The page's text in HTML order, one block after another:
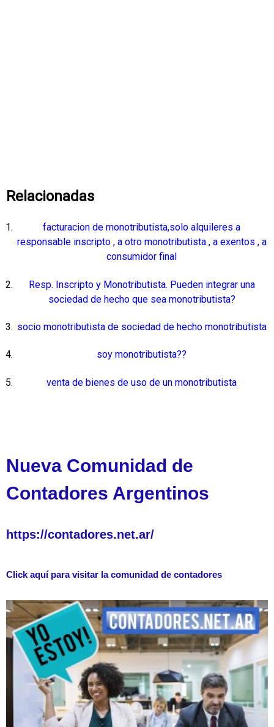
Relacionadas
facturacion de monotributista,solo alquileres a
responsable inscripto , a otro monotributista , a exentos , a
consumidor final
Resp. Inscripto y Monotributista. Pueden integrar una
sociedad de hecho que sea monotributista?
socio monotributista de sociedad de hecho monotributista
soy monotributista??
venta de bienes de uso de un monotributista
Nueva Comunidad de
Contadores Argentinos
https://contadores.net.ar/
Click aquí para visitar la comunidad de contadores